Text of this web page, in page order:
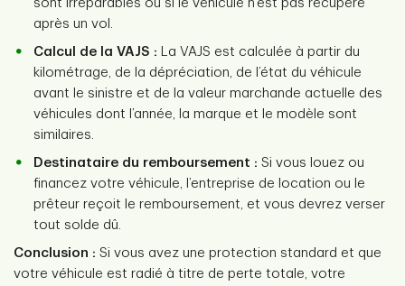
sont irréparables ou si le véhicule n’est pas récupéré
après un vol.
Calcul de la VAJS : La VAJS est calculée à partir du
kilométrage, de la dépréciation, de l’état du véhicule
avant le sinistre et de la valeur marchande actuelle des
véhicules dont l’année, la marque et le modèle sont
similaires.
Destinataire du remboursement : Si vous louez ou
financez votre véhicule, l’entreprise de location ou le
prêteur reçoit le remboursement, et vous devrez verser
tout solde dû.
Conclusion : Si vous avez une protection standard et que
votre véhicule est radié à titre de perte totale, votre